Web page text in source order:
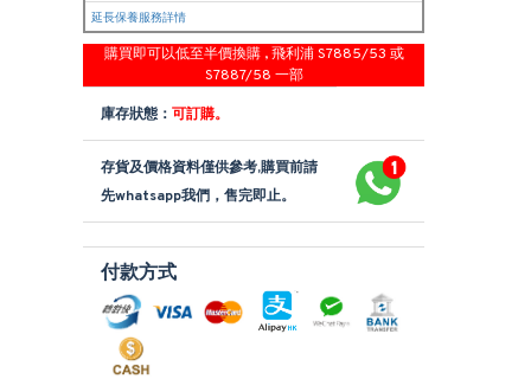
延長保養服務詳情
購買即可以低至半價換購 , 飛利浦 S7885/53 或
S7887/58 一部
庫存狀態： 可訂購。
存貨及價格資料僅供參考,購買前請
先whatsapp我們，售完即止。
付款方式